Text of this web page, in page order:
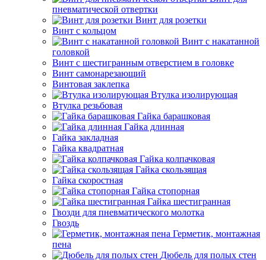
пневматической отвертки
Винт для розетки
Винт с кольцом
Винт с накатанной
головкой
Винт с шестигранным отверстием в головке
Винт самонарезающий
Винтовая заклепка
Втулка изолирующая
Втулка резьбовая
Гайка барашковая
Гайка длинная
Гайка закладная
Гайка квадратная
Гайка колпачковая
Гайка скользящая
Гайка скоростная
Гайка стопорная
Гайка шестигранная
Гвозди для пневматического молотка
Гвоздь
Герметик, монтажная
пена
Дюбель для полых стен